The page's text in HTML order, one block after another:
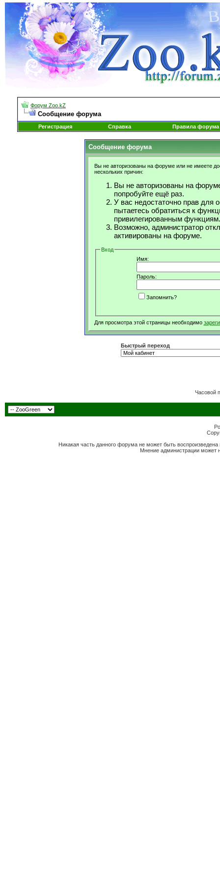
Форум Zoo.kZ
Сообщение форума
Регистрация Справка Правила форума
Сообщение форума
Вы не авторизованы на форуме или не имеете
нескольких причин:
Вы не авторизованы на
попробуйте ещё раз.
У вас недостаточно прав для
пытаетесь обратиться к
привилегированным функциям.
Возможно, администратор
активированы на форуме.
Вход
Имя:
Пароль:
Запомнить?
Для просмотра этой страницы необходимо
Быстрый переход
Часовой
Никакая часть данного форума не может быть
Мнение администрации может